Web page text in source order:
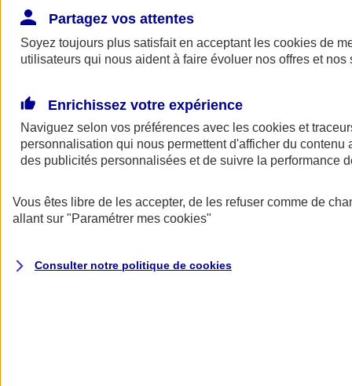
AXA Assurance
Partagez vos attentes
Soyez toujours plus satisfait en acceptant les cookies de
utilisateurs qui nous aident à faire évoluer nos offres et nos
Enrichissez votre expérience
Naviguez selon vos préférences avec les cookies et
personnalisation qui nous permettent d'afficher du contenu
des publicités personnalisées et de suivre la performance
Vous êtes libre de les accepter, de les refuser comme de
allant sur "Paramétrer mes cookies"
Consulter notre politique de cookies